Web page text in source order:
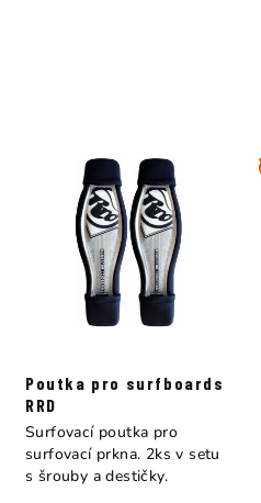
Poutka pro surfboards
RRD
Surfovací poutka pro
surfovací prkna. 2ks v setu
s šrouby a destičky.